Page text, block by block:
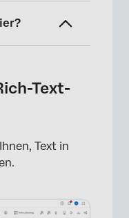
Text
Text-
Text in